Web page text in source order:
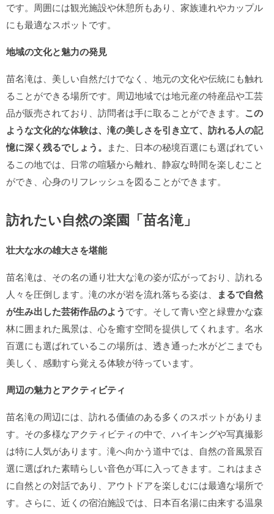
です。周囲には観光施設や休憩所もあり、家族連れやカップル
にも最適なスポットです。
地域の文化と魅力の発見
苗名滝は、美しい自然だけでなく、地元の文化や伝統にも触れ
ることができる場所です。周辺地域では地元産の特産品や工芸
品が販売されており、訪問者は手に取ることができます。 この
ような文化的な体験は、滝の美しさを引き立て、訪れる人の記
憶に深く残るでしょう。 また、日本の秘境百選にも選ばれてい
るこの地では、日常の喧騒から離れ、静寂な時間を楽しむこと
ができ、心身のリフレッシュを図ることができます。
訪れたい自然の楽園「苗名滝」
壮大な水の雄大さを堪能
苗名滝は、その名の通り壮大な滝の姿が広がっており、訪れる
人々を圧倒します。滝の水が岩を流れ落ちる姿は、
まるで自然
が生み出した芸術作品のようです。そして青い空と緑豊かな森
林に囲まれた風景は、心を癒す空間を提供してくれます。名水
百選にも選ばれているこの場所は、透き通った水がどこまでも
美しく、感動すら覚える体験が待っています。
周辺の魅力とアクティビティ
苗名滝の周辺には、訪れる価値のある多くのスポットがありま
す。その多様なアクティビティの中で、ハイキングや写真撮影
は特に人気があります。滝へ向かう道中では、自然の音風景百
選に選ばれた素晴らしい音色が耳に入ってきます。これはまさ
に自然との対話であり、アウトドアを楽しむには最適な場所で
す。さらに、近くの宿泊施設では、日本百名湯に由来する温泉